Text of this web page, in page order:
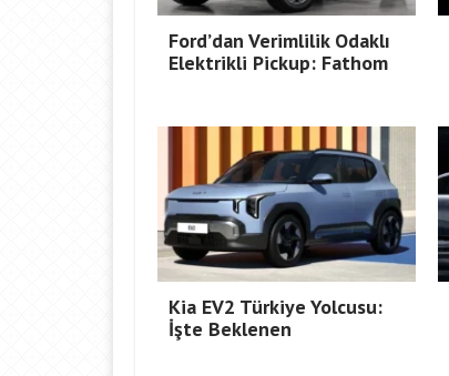
Ford’dan Verimlilik Odaklı
Elektrikli Pickup: Fathom
Kia EV2 Türkiye Yolcusu:
İşte Beklenen